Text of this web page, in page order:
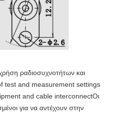
χρήση ραδιοσυχνοτήτων και
test and measurement settings
and cable interconnectΟι
για να αντέχουν στην